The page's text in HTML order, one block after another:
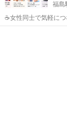
福島
☕女性同士で気軽につながれ
人の子育て中ママ、みきです😊💕 家事・育